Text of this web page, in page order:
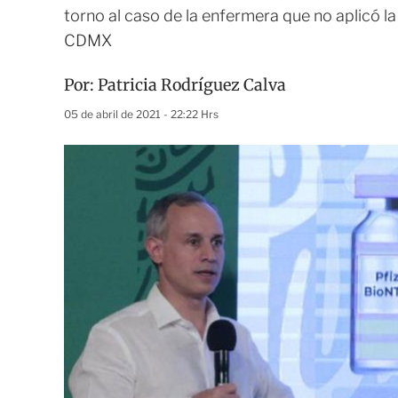
torno al caso de la enfermera que no aplicó
CDMX
Por: Patricia Rodríguez Calva
05 de abril de 2021 - 22:22 Hrs